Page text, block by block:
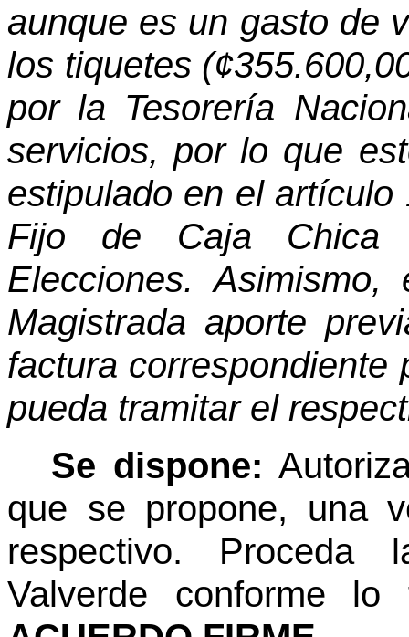
aunque es un gasto de
los tiquetes
por la Tesorería
servicios, por lo que
estipulado en el
Fijo de Caja Chica
Elecciones.
Magistrada aporte
factura correspondiente
pueda tramitar el
Se dispone:
que se propone, una
respectivo. Proceda
Valverde conforme lo